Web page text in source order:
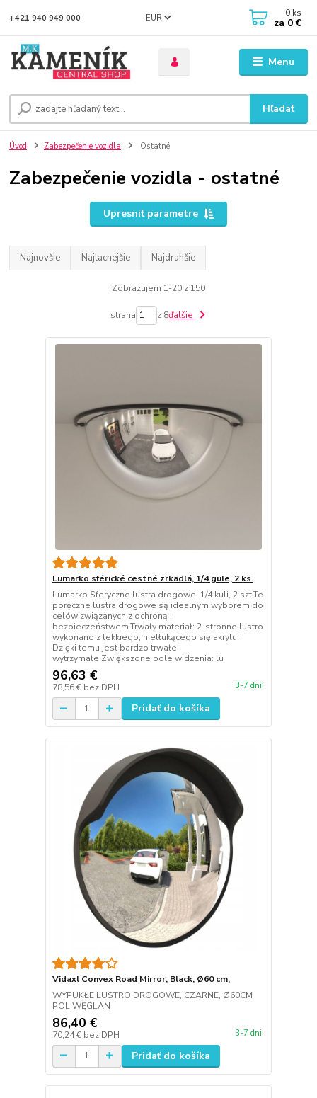
Menu
EUR
Hľadať
+421 940 949 000 0 ks
za 0 €
Úvod Zabezpečenie vozidla Ostatné
Zabezpečenie vozidla - ostatné
Upresniť parametre
Najnovšie Najlacnejšie Najdrahšie
Zobrazujem 1-20 z 150
strana z 8ďalšie
Lumarko sférické cestné zrkadlá, 1/4 gule, 2 ks.
Lumarko Sferyczne lustra drogowe, 1/4 kuli, 2 szt.Te
poręczne lustra drogowe są idealnym wyborem do
celów związanych z ochroną i
bezpieczeństwem.Trwały materiał: 2-stronne lustro
wykonano z lekkiego, nietłukącego się akrylu.
Dzięki temu jest bardzo trwałe i
wytrzymałe.Zwiększone pole widzenia: lu
96,63 €
78,56 € bez DPH 3-7 dni
Pridať do košíka
Vidaxl Convex Road Mirror, Black, Ø60 cm,
WYPUKŁE LUSTRO DROGOWE, CZARNE, Ø60CM
POLIWĘGLAN
86,40 €
70,24 € bez DPH 3-7 dni
Pridať do košíka